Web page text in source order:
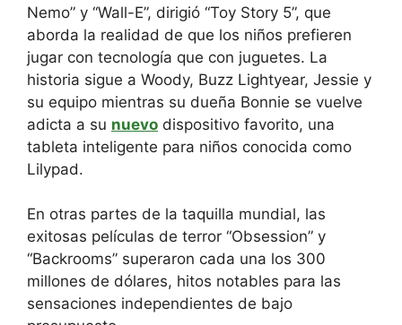
Nemo” y “Wall-E”, dirigió “Toy Story 5”, que
aborda la realidad de que los niños prefieren
jugar con tecnología que con juguetes. La
historia sigue a Woody, Buzz Lightyear, Jessie y
su equipo mientras su dueña Bonnie se vuelve
adicta a su nuevo dispositivo favorito, una
tableta inteligente para niños conocida como
Lilypad.
En otras partes de la taquilla mundial, las
exitosas películas de terror “Obsession” y
“Backrooms” superaron cada una los 300
millones de dólares, hitos notables para las
sensaciones independientes de bajo